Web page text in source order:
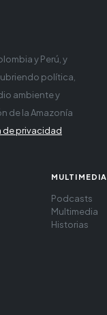
y Perú, y
política,
ambiente y
de la Amazonía
de privacidad
MULTIMEDIA
Podcasts
Multimedia
Historias